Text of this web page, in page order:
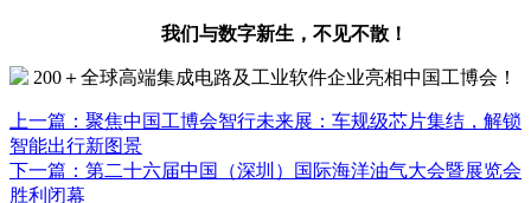
我们与数字新生， 不见不散！
上一篇：聚焦中国工博会智行未来展：车规级芯片集结，解锁
智能出行新图景
下一篇：第二十六届中国（深圳）国际海洋油气大会暨展览会
胜利闭幕